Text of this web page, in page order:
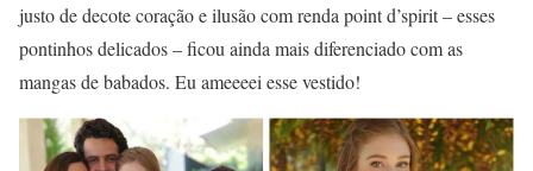
justo de decote coração e ilusão com renda point d’spirit – esses
pontinhos delicados – ficou ainda mais diferenciado com as
mangas de babados. Eu ameeeei esse vestido!